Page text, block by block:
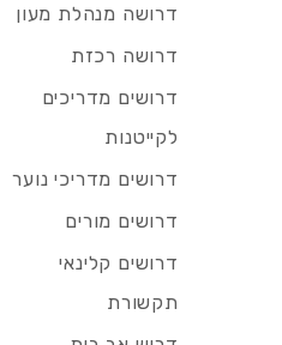
דרושה מנהלת מעון
דרושה רכזת
דרושים מדריכים
לקייטנות
דרושים מדריכי נוער
דרושים מורים
דרושים קלינאי
תקשורת